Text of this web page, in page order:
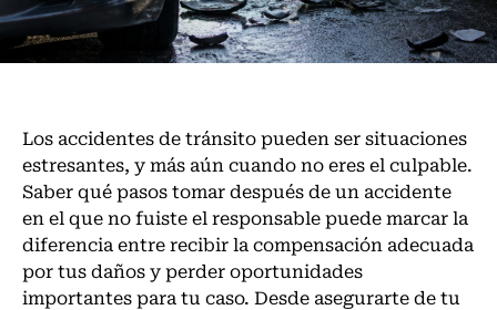
Los accidentes de tránsito pueden ser situaciones
estresantes, y más aún cuando no eres el culpable.
Saber qué pasos tomar después de un accidente
en el que no fuiste el responsable puede marcar la
diferencia entre recibir la compensación adecuada
por tus daños y perder oportunidades
importantes para tu caso. Desde asegurarte de tu